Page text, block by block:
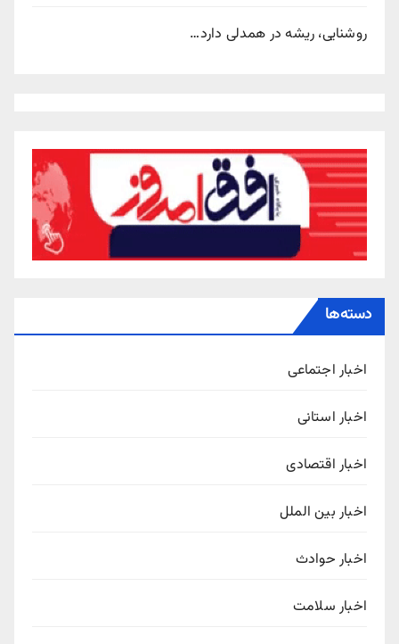
روشنایی، ریشه در همدلی دارد…
دسته‌ها
اخبار اجتماعی
اخبار استانی
اخبار اقتصادی
اخبار بین الملل
اخبار حوادث
اخبار سلامت